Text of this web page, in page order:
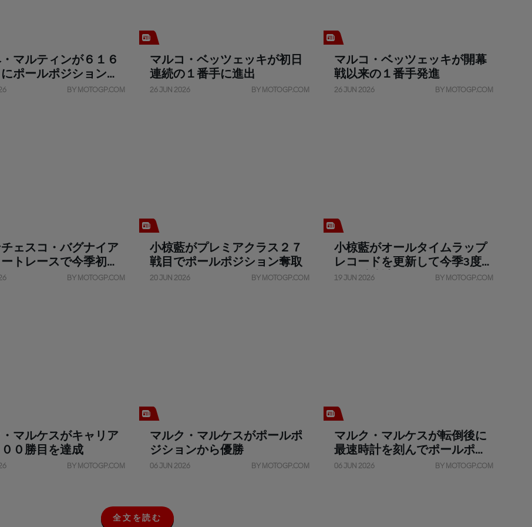
マルティンが６１６
ポールポジションを
BY MOTOGP.COM
マルコ・ベッツェッキが初日
連続の１番手に進出
26 JUN 2026 BY MOTOGP.COM
マルコ・ベッツェッキが開幕
戦以来の１番手発進
26 JUN 2026 BY MOTOGP.COM
ェスコ・バグナイア
トレースで今季初優
BY MOTOGP.COM
小椋藍がプレミアクラス２７
戦目でポールポジション奪取
20 JUN 2026 BY MOTOGP.COM
小椋藍がオールタイムラップ
レコードを更新して今季3度目
の１番時計
19 JUN 2026 BY MOTOGP.COM
マルケスがキャリア
０勝目を達成
BY MOTOGP.COM
マルク・マルケスがポールポ
ジションから優勝
06 JUN 2026 BY MOTOGP.COM
マルク・マルケスが転倒後に
最速時計を刻んでポールポジ
ション奪取
06 JUN 2026 BY MOTOGP.COM
全
全文を読む